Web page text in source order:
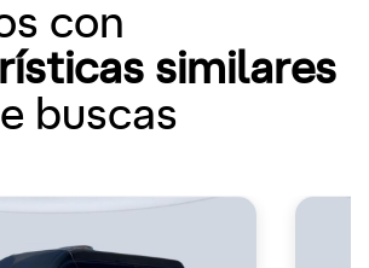
con
similares
buscas